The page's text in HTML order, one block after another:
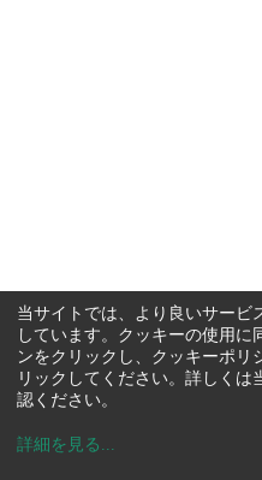
当サイトでは、より良いサービ
しています。クッキーの使用に
ンをクリックし、クッキーポリ
リックしてください。詳しくは
認ください。
詳細を見る ...